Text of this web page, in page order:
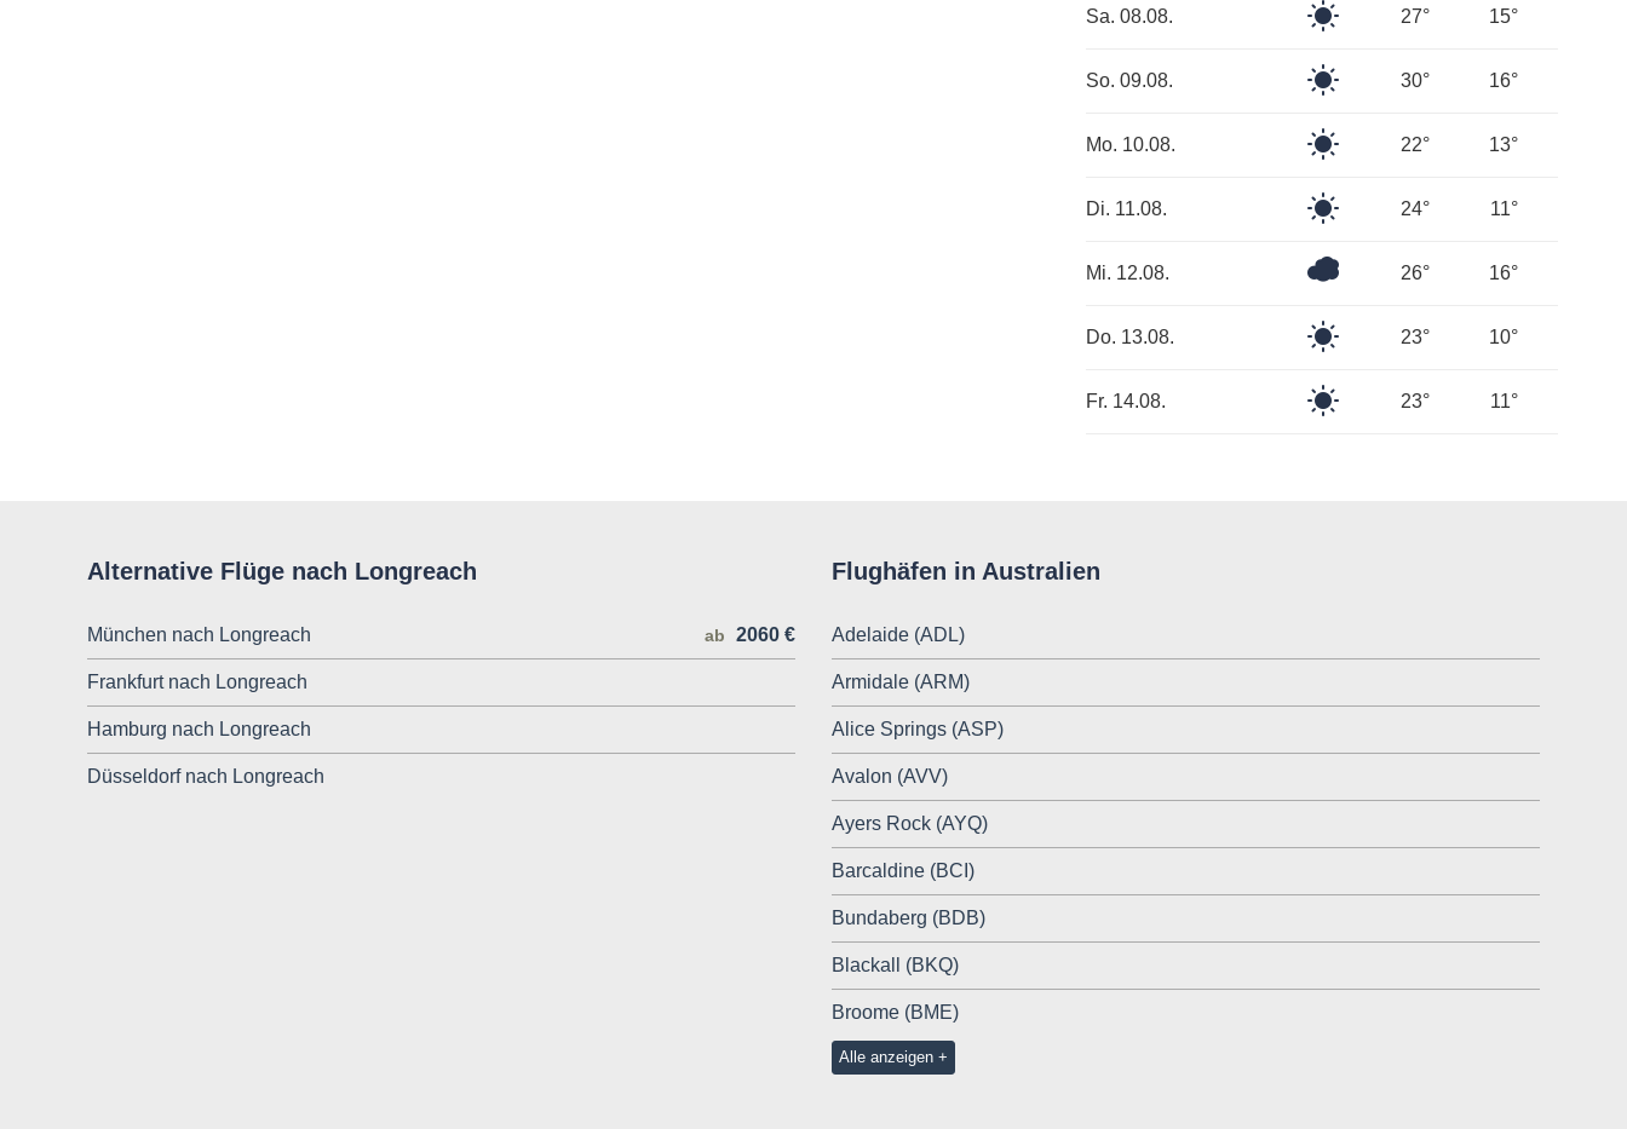
Sa. 08.08.
Klarer
27° 15°
So. 09.08.
Klarer
30° 16°
Mo. 10.08.
Klarer
22° 13°
Di. 11.08.
Klarer
24° 11°
Mi. 12.08.
Überwiegend
26° 16°
Do. 13.08.
Klarer
23° 10°
Fr. 14.08.
Klarer
23° 11°
Alternative Flüge nach Longreach
München nach Longreach ab 2060 €
Frankfurt nach Longreach
Hamburg nach Longreach
Düsseldorf nach Longreach
Flughäfen in Australien
Adelaide (ADL)
Armidale (ARM)
Alice Springs (ASP)
Avalon (AVV)
Ayers Rock (AYQ)
Barcaldine (BCI)
Bundaberg (BDB)
Blackall (BKQ)
Broome (BME)
Alle anzeigen